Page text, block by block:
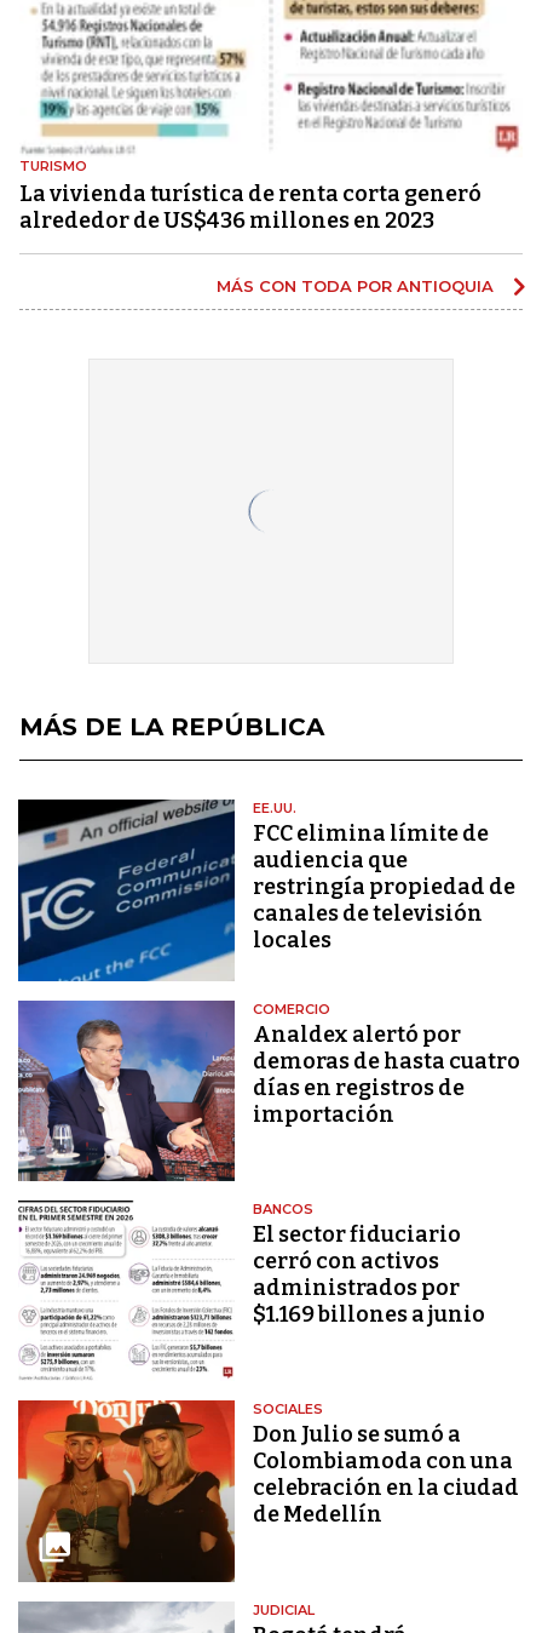
TURISMO
La vivienda turística de renta corta generó
alrededor de US$436 millones en 2023
MÁS CON TODA POR ANTIOQUIA
MÁS DE LA REPÚBLICA
EE.UU.
FCC elimina límite de
audiencia que
restringía propiedad de
canales de televisión
locales
COMERCIO
Analdex alertó por
demoras de hasta cuatro
días en registros de
importación
BANCOS
El sector fiduciario
cerró con activos
administrados por
$1.169 billones a junio
SOCIALES
Don Julio se sumó a
Colombiamoda con una
celebración en la ciudad
de Medellín
JUDICIAL